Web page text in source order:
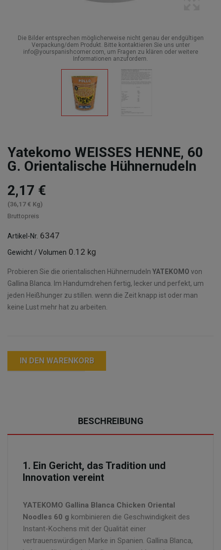
Die Bilder entsprechen möglicherweise nicht genau der endgültigen
Verpackung/dem Produkt. Bitte kontaktieren Sie uns unter
info@yourspanishcorner.com, um Fragen zu klären oder weitere
Informationen anzufordern.
Yatekomo WEISSES HENNE, 60
G. Orientalische Hühnernudeln
2,17 €
(36,17 € Kg)
Bruttopreis
Artikel-Nr. 6347
Gewicht / Volumen 0.12 kg
Probieren Sie die orientalischen Hühnernudeln YATEKOMO von
Gallina Blanca. Im Handumdrehen fertig, lecker und perfekt, um
jeden Heißhunger zu stillen. wenn die Zeit knapp ist oder man
keine Lust mehr hat zu arbeiten.
IN DEN WARENKORB
BESCHREIBUNG
1. Ein Gericht, das Tradition und
Innovation vereint
YATEKOMO Gallina Blanca Chicken Oriental
Noodles 60 g kombinieren die Geschwindigkeit des
Instant-Kochens mit der Qualität einer
vertrauenswürdigen Marke in Spanien. Gallina Blanca,